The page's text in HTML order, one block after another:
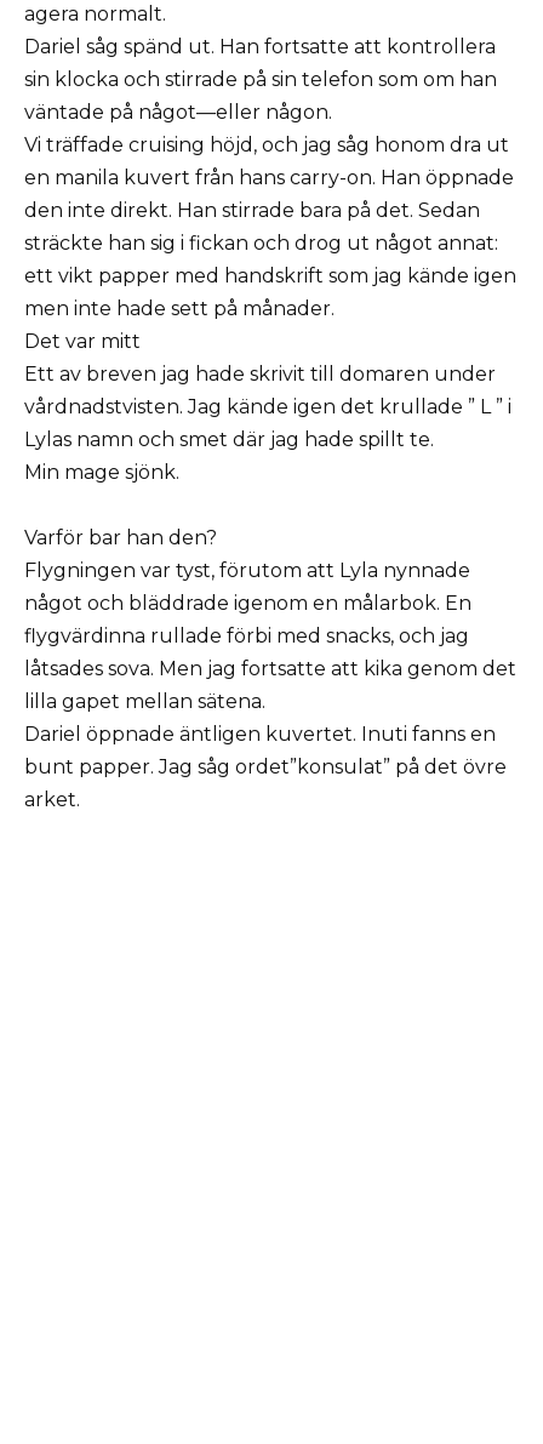
agera normalt.
Dariel såg spänd ut. Han fortsatte att kontrollera
sin klocka och stirrade på sin telefon som om han
väntade på något—eller någon.
Vi träffade cruising höjd, och jag såg honom dra ut
en manila kuvert från hans carry-on. Han öppnade
den inte direkt. Han stirrade bara på det. Sedan
sträckte han sig i fickan och drog ut något annat:
ett vikt papper med handskrift som jag kände igen
men inte hade sett på månader.
Det var mitt
Ett av breven jag hade skrivit till domaren under
vårdnadstvisten. Jag kände igen det krullade ” L ” i
Lylas namn och smet där jag hade spillt te.
Min mage sjönk.
Varför bar han den?
Flygningen var tyst, förutom att Lyla nynnade
något och bläddrade igenom en målarbok. En
flygvärdinna rullade förbi med snacks, och jag
låtsades sova. Men jag fortsatte att kika genom det
lilla gapet mellan sätena.
Dariel öppnade äntligen kuvertet. Inuti fanns en
bunt papper. Jag såg ordet”konsulat” på det övre
arket.